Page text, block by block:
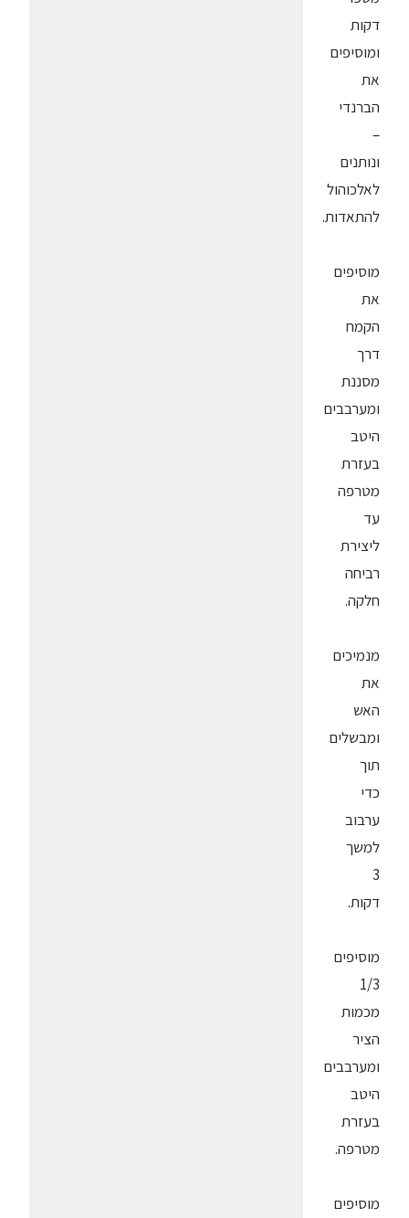
דקות
ומוסיפים
את
הברנדי
–
ונותנים
לאלכוהול
להתאדות.
מוסיפים
את
הקמח
דרך
מסננת
ומערבבים
היטב
בעזרת
מטרפה
עד
ליצירת
רביחה
חלקה.
מנמיכים
את
האש
ומבשלים
תוך
כדי
ערבוב
למשך
3
דקות.
מוסיפים
1/3
מכמות
הציר
ומערבבים
היטב
בעזרת
מטרפה.
מוסיפים